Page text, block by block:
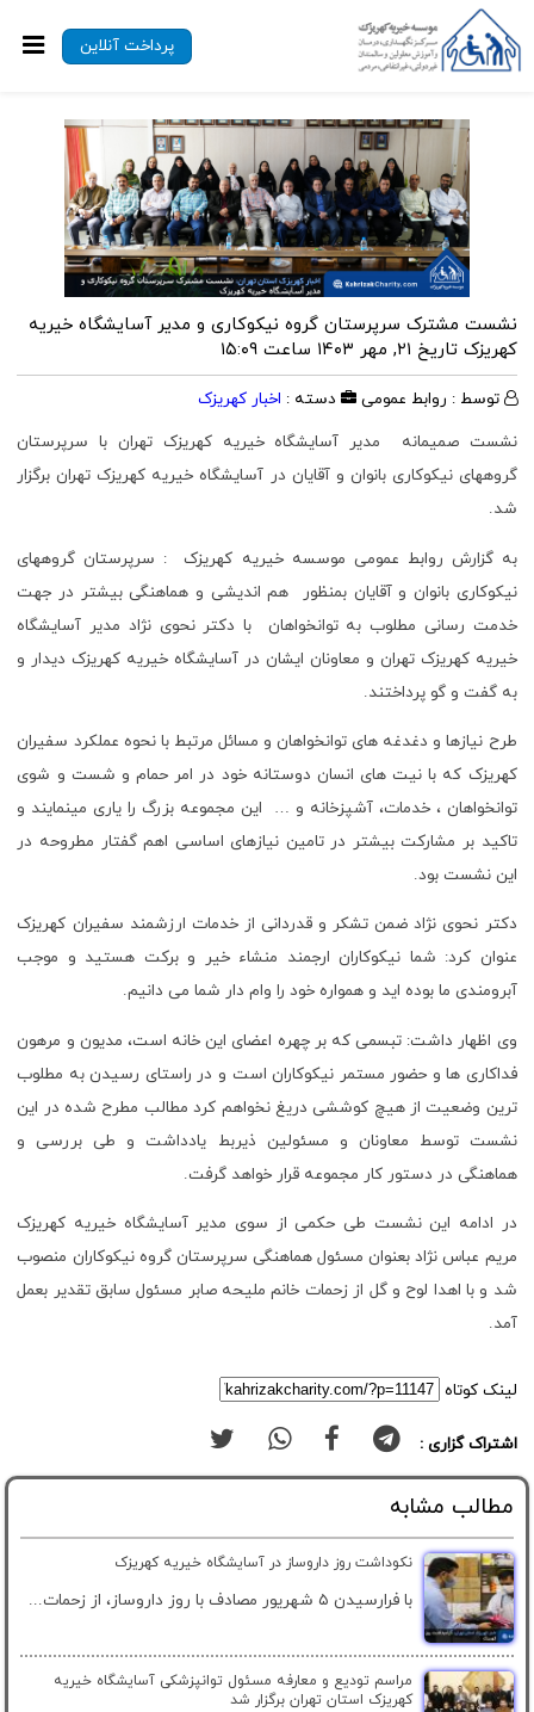
پرداخت آنلاین
نشست مشترک سرپرستان گروه نیکوکاری و مدیر آسایشگاه خیریه
کهریزکتاریخ ۲۱, مهر ۱۴۰۳ ساعت ۱۵:۰۹
توسط : روابط عمومی دسته : اخبار کهریزک
نشست صمیمانه مدیر آسایشگاه خیریه کهریزک تهران با سرپرستان
گروههای نیکوکاری بانوان و آقایان در آسایشگاه خیریه کهریزک تهران برگزار
شد.
به گزارش روابط عمومی موسسه خیریه کهریزک : سرپرستان گروههای
نیکوکاری بانوان و آقایان بمنظور هم اندیشی و هماهنگی بیشتر در جهت
خدمت رسانی مطلوب به توانخواهان با دکتر نحوی نژاد مدیر آسایشگاه
خیریه کهریزک تهران و معاونان ایشان در آسایشگاه خیریه کهریزک دیدار و
به گفت و گو پرداختند.
طرح نیازها و دغدغه های توانخواهان و مسائل مرتبط با نحوه عملکرد سفیران
کهریزک که با نیت های انسان دوستانه خود در امر حمام و شست و شوی
توانخواهان ، خدمات، آشپزخانه و … این مجموعه بزرگ را یاری مینمایند و
تاکید بر مشارکت بیشتر در تامین نیازهای اساسی اهم گفتار مطروحه در
این نشست بود.
دکتر نحوی نژاد ضمن تشکر و قدردانی از خدمات ارزشمند سفیران کهریزک
عنوان کرد: شما نیکوکاران ارجمند منشاء خیر و برکت هستید و موجب
آبرومندی ما بوده اید و همواره خود را وام دار شما می دانیم.
وی اظهار داشت: تبسمی که بر چهره اعضای این خانه است، مدیون و مرهون
فداکاری ها و حضور مستمر نیکوکاران است و در راستای رسیدن به مطلوب
ترین وضعیت از هیچ کوششی دریغ نخواهم کرد مطالب مطرح شده در این
نشست توسط معاونان و مسئولین ذیربط یادداشت و طی بررسی و
هماهنگی در دستور کار مجموعه قرار خواهد گرفت.
در ادامه این نشست طی حکمی از سوی مدیر آسایشگاه خیریه کهریزک
مریم عباس نژاد بعنوان مسئول هماهنگی سرپرستان گروه نیکوکاران منصوب
شد و با اهدا لوح و گل از زحمات خانم ملیحه صابر مسئول سابق تقدیر بعمل
آمد.
لینک کوتاه
اشتراک گزاری :
مطالب مشابه
نکوداشت روز داروساز در آسایشگاه خیریه کهریزک
با فرارسیدن ۵ شهریور مصادف با روز داروساز، از زحمات...
مراسم تودیع و معارفه مسئول توانپزشکی آسایشگاه خیریه
کهریزک استان تهران برگزار شد